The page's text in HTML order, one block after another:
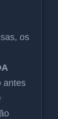
os
antes